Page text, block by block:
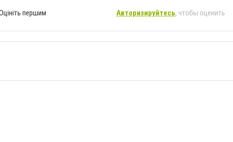
першим Авторизируйтесь, чтобы оценить